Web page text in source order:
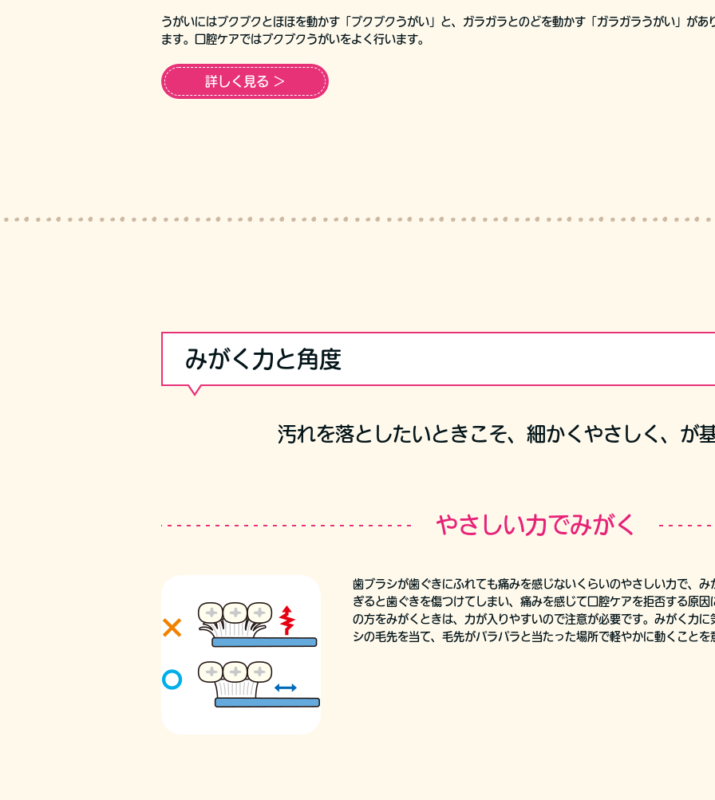
うがいにはブクブクとほほを動かす「ブクブクうがい」と、ガラガラとのどを動かす「ガラガラうがい」があ
ます。口腔ケアではブクブクうがいをよく行います。
詳しく見る ＞
みがく力と角度
汚れを落としたいときこそ、細かくやさしく、が
やさしい力でみがく
歯ブラシが歯ぐきにふれても痛みを感じないくらいのやさしい力で、
ぎると歯ぐきを傷つけてしまい、痛みを感じて口腔ケアを拒否する原
の方をみがくときは、力が入りやすいので注意が必要です。みがく力
シの毛先を当て、毛先がパラパラと当たった場所で軽やかに動くこと